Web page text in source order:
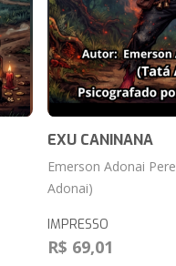
EXU CANINANA
Emerson Adonai
Adonai)
IMPRESSO
R$ 69,01